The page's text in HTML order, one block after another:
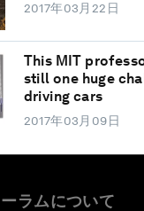
2017年03月22日
This MIT
still one huge
driving cars
2017年03月09日
ラムについて